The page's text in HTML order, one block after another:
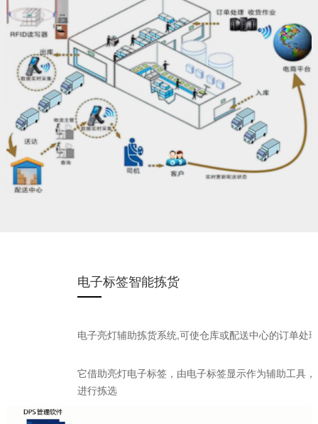
电子标签智能拣货
电子亮灯辅助拣货系统,可使仓库或配送中心的订单处
它借助亮灯电子标签，由电子标签显示作为辅助工具
进行拣选